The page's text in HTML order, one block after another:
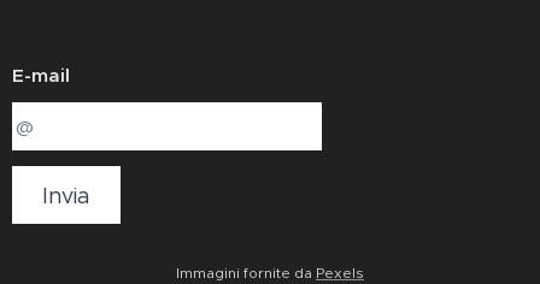
E-mail
Invia
Immagini fornite da Pexels